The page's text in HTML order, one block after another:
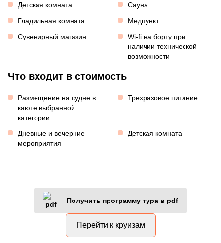
Детская комната
Сауна
Гладильная комната
Медпункт
Сувенирный магазин
Wi-fi на борту при
наличии технической
возможности
Что входит в стоимость
Размещение на судне в
каюте выбранной
категории
Трехразовое питание
Дневные и вечерние
мероприятия
Детская комната
Получить программу тура в pdf
Перейти к круизам